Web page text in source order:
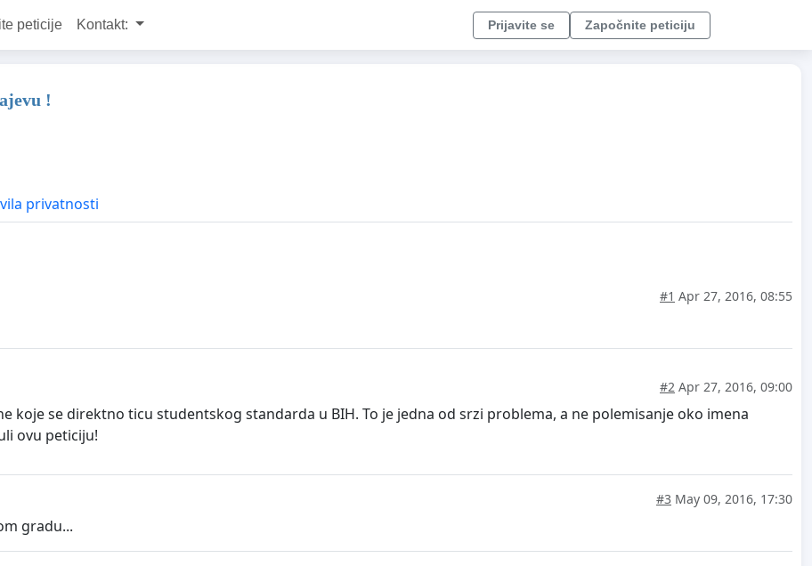
peticije Kontakt: Prijavite se Započnite peticiju
!
privatnosti
#1 Apr 27, 2016, 08:55
#2 Apr 27, 2016, 09:00
koje se direktno ticu studentskog standarda u BIH. To je jedna od srzi problema, a ne polemisanje oko imena
ovu peticiju!
#3 May 09, 2016, 17:30
gradu...